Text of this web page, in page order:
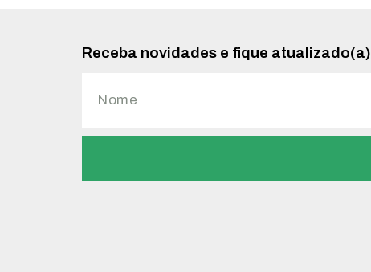
Receba novidades e fique atualizado(a)